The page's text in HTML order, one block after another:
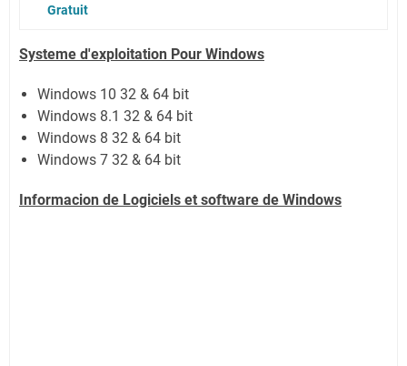
Gratuit
Systeme d'exploitation Pour Windows
Windows 10 32 & 64 bit
Windows 8.1 32 & 64 bit
Windows 8 32 & 64 bit
Windows 7 32 & 64 bit
Informacion de Logiciels et software de Windows